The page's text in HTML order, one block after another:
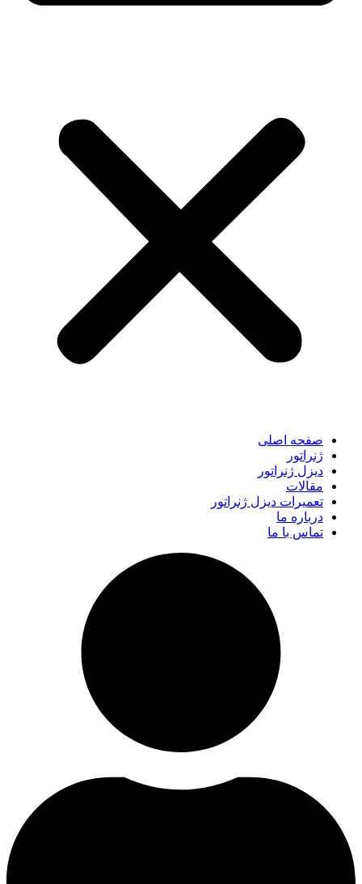
صفحه اصلی
ژنراتور
دیزل ژنراتور
مقالات
تعمیرات دیزل ژنراتور
درباره ما
تماس با ما